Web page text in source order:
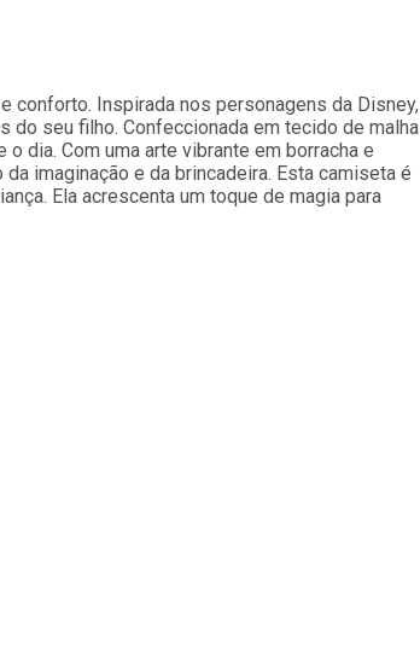
conforto. Inspirada nos personagens da Disney,
do seu filho. Confeccionada em tecido de malha
dia. Com uma arte vibrante em borracha e
imaginação e da brincadeira. Esta camiseta é
Ela acrescenta um toque de magia para